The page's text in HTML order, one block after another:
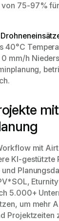
von 75-97%
40°C
mm/h
mit
mit
KI-
5.000+
um mehr
Projektzeiten